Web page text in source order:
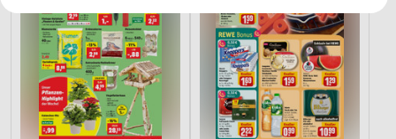
Website/App.
Partnerliste anzeigen (1 IAB-Anbieter)
Wir nutzen Ihre Daten für folgende Zwecke:
IAB-Verarbeitungszwecke:
Speichern von oder Zugriff auf Informationen
auf einem Endgerät